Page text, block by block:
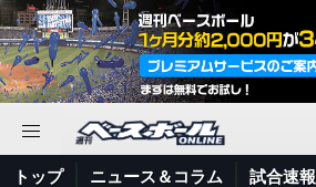
トップ ニュース＆コラム 試合速報